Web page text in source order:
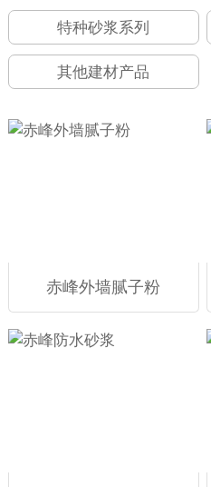
特种砂浆系列
其他建材产品
赤峰外墙腻子粉